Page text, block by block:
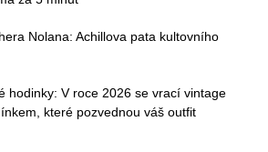
Nolana: Achillova pata kultovního
hodinky: V roce 2026 se vrací vintage
které pozvednou váš outfit